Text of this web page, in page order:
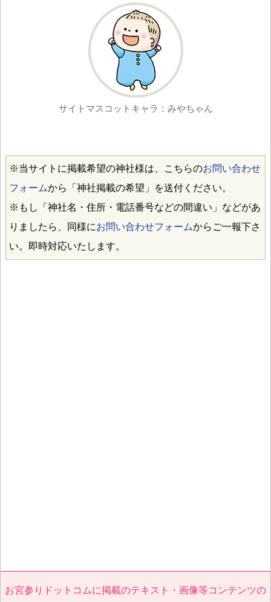
サイトマスコットキャラ：みやちゃん
※当サイトに掲載希望の神社様は、こちらのお問い合わせ
フォームから「神社掲載の希望」を送付ください。
※もし「神社名・住所・電話番号などの間違い」などがあ
りましたら、同様にお問い合わせフォームからご一報下さ
い。即時対応いたします。
お宮参りドットコムに掲載のテキスト・画像等コンテンツの